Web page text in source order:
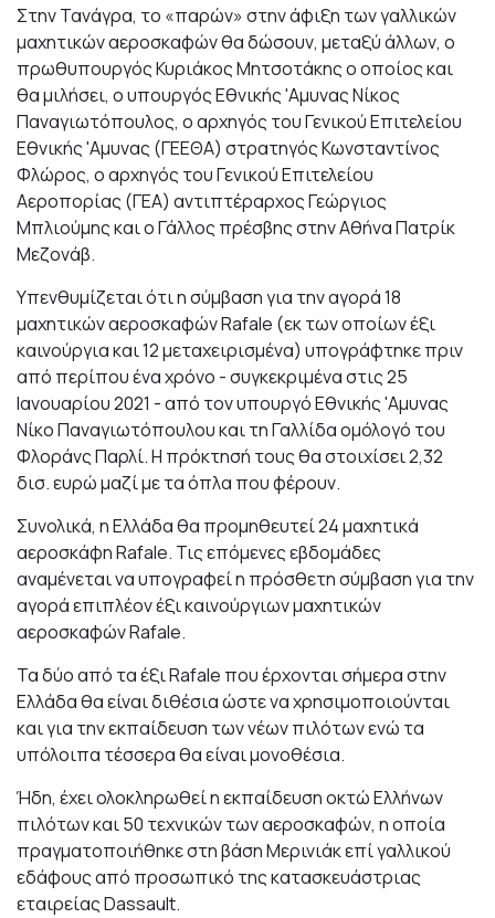
Στην Τανάγρα, το «παρών» στην άφιξη των γαλλικών
μαχητικών αεροσκαφών θα δώσουν, μεταξύ άλλων, ο
πρωθυπουργός Κυριάκος Μητσοτάκης ο οποίος και
θα μιλήσει, ο υπουργός Εθνικής 'Αμυνας Νίκος
Παναγιωτόπουλος, ο αρχηγός του Γενικού Επιτελείου
Εθνικής 'Αμυνας (ΓΕΕΘΑ) στρατηγός Κωνσταντίνος
Φλώρος, ο αρχηγός του Γενικού Επιτελείου
Αεροπορίας (ΓΕΑ) αντιπτέραρχος Γεώργιος
Μπλιούμης και ο Γάλλος πρέσβης στην Αθήνα Πατρίκ
Μεζονάβ.
Υπενθυμίζεται ότι η σύμβαση για την αγορά 18
μαχητικών αεροσκαφών Rafale (εκ των οποίων έξι
καινούργια και 12 μεταχειρισμένα) υπογράφτηκε πριν
από περίπου ένα χρόνο - συγκεκριμένα στις 25
Ιανουαρίου 2021 - από τον υπουργό Εθνικής 'Αμυνας
Νίκο Παναγιωτόπουλου και τη Γαλλίδα ομόλογό του
Φλοράνς Παρλί. Η πρόκτησή τους θα στοιχίσει 2,32
δισ. ευρώ μαζί με τα όπλα που φέρουν.
Συνολικά, η Ελλάδα θα προμηθευτεί 24 μαχητικά
αεροσκάφη Rafale. Τις επόμενες εβδομάδες
αναμένεται να υπογραφεί η πρόσθετη σύμβαση για την
αγορά επιπλέον έξι καινούργιων μαχητικών
αεροσκαφών Rafale.
Τα δύο από τα έξι Rafale που έρχονται σήμερα στην
Ελλάδα θα είναι διθέσια ώστε να χρησιμοποιούνται
και για την εκπαίδευση των νέων πιλότων ενώ τα
υπόλοιπα τέσσερα θα είναι μονοθέσια.
Ήδη, έχει ολοκληρωθεί η εκπαίδευση οκτώ Ελλήνων
πιλότων και 50 τεχνικών των αεροσκαφών, η οποία
πραγματοποιήθηκε στη βάση Μερινιάκ επί γαλλικού
εδάφους από προσωπικό της κατασκευάστριας
εταιρείας Dassault.